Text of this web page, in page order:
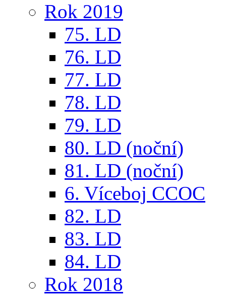
Rok 2019
75. LD
76. LD
77. LD
78. LD
79. LD
80. LD (noční)
81. LD (noční)
6. Víceboj CCOC
82. LD
83. LD
84. LD
Rok 2018